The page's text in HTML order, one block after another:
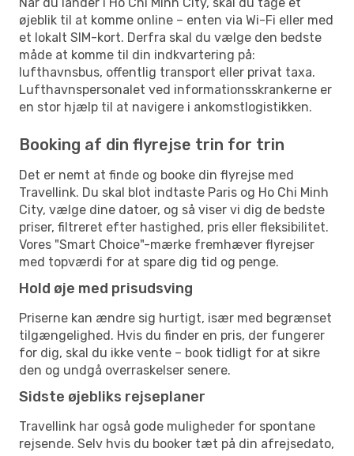
øjeblik til at komme online – enten via Wi-Fi eller med
et lokalt SIM-kort. Derfra skal du vælge den bedste
måde at komme til din indkvartering på:
lufthavnsbus, offentlig transport eller privat taxa.
Lufthavnspersonalet ved informationsskrankerne er
en stor hjælp til at navigere i ankomstlogistikken.
Booking af din flyrejse trin for trin
Det er nemt at finde og booke din flyrejse med
Travellink. Du skal blot indtaste Paris og Ho Chi Minh
City, vælge dine datoer, og så viser vi dig de bedste
priser, filtreret efter hastighed, pris eller fleksibilitet.
Vores "Smart Choice"-mærke fremhæver flyrejser
med topværdi for at spare dig tid og penge.
Hold øje med prisudsving
Priserne kan ændre sig hurtigt, især med begrænset
tilgængelighed. Hvis du finder en pris, der fungerer
for dig, skal du ikke vente – book tidligt for at sikre
den og undgå overraskelser senere.
Sidste øjebliks rejseplaner
Travellink har også gode muligheder for spontane
rejsende. Selv hvis du booker tæt på din afrejsedato,